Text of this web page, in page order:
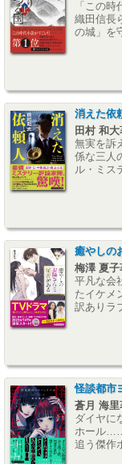
「この
織田信長
の城」を
消えた依
田村 和大
無実を訴
係な三人
ル・ミス
癒やしの
梅澤 夏子
平凡な会
たイケメ
訳ありラ
怪談都市
蒼月 海里
ダイヤに
ホール……
追う傑作